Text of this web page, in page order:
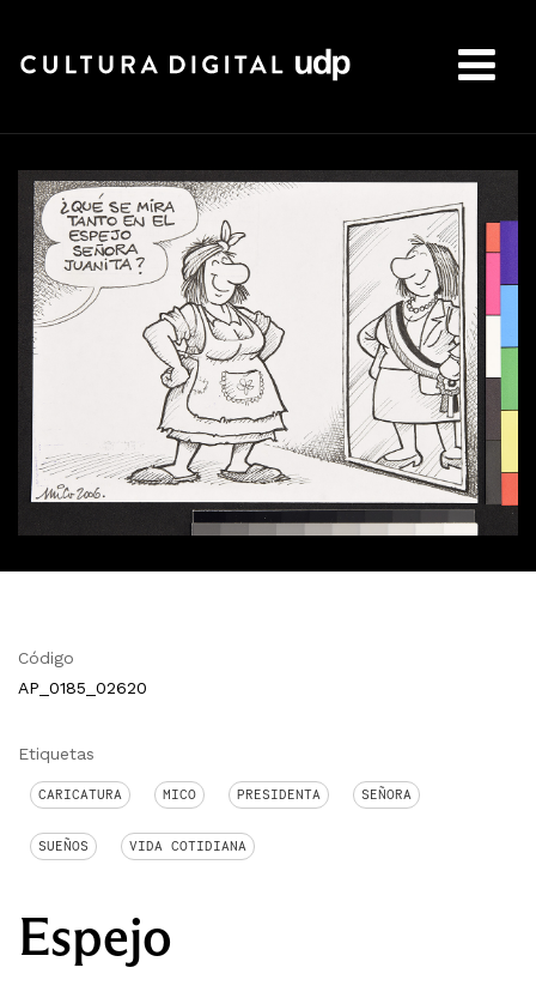
Código
AP_0185_02620
Etiquetas
CARICATURA MICO PRESIDENTA SEÑORA
SUEÑOS VIDA COTIDIANA
Espejo